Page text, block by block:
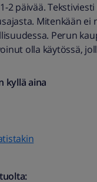
2 päivää.
Mitenkään ei
Perun
olla käytössä,
kyllä aina